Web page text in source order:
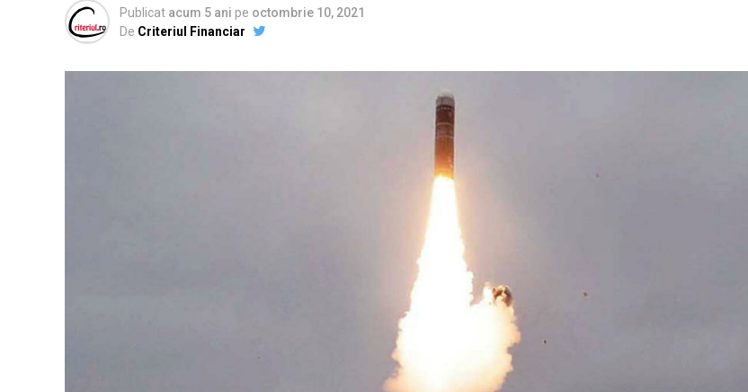
Publicat acum 5 ani pe octombrie 10, 2021
De Criteriul Financiar